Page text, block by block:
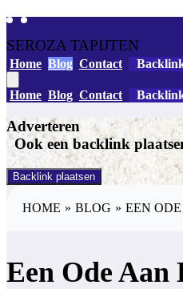
SEROZA TAPIJTEN
Home Blog Contact
Home Blog Contact
Adverteren
Ook een backlink
Backlink plaatsen
HOME » BLOG » EEN
Een Ode